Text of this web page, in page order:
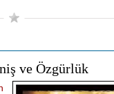
ve Özgürlük